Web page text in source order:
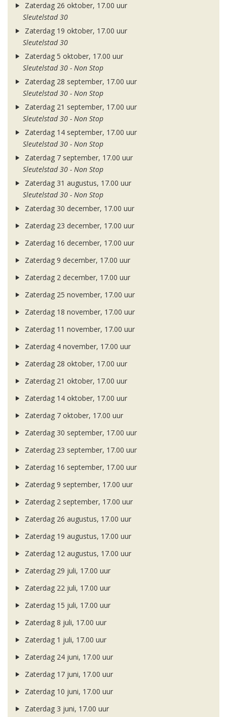
Zaterdag 26 oktober, 17.00 uur
Sleutelstad 30
Zaterdag 19 oktober, 17.00 uur
Sleutelstad 30
Zaterdag 5 oktober, 17.00 uur
Sleutelstad 30 - Non Stop
Zaterdag 28 september, 17.00 uur
Sleutelstad 30 - Non Stop
Zaterdag 21 september, 17.00 uur
Sleutelstad 30 - Non Stop
Zaterdag 14 september, 17.00 uur
Sleutelstad 30 - Non Stop
Zaterdag 7 september, 17.00 uur
Sleutelstad 30 - Non Stop
Zaterdag 31 augustus, 17.00 uur
Sleutelstad 30 - Non Stop
Zaterdag 30 december, 17.00 uur
Zaterdag 23 december, 17.00 uur
Zaterdag 16 december, 17.00 uur
Zaterdag 9 december, 17.00 uur
Zaterdag 2 december, 17.00 uur
Zaterdag 25 november, 17.00 uur
Zaterdag 18 november, 17.00 uur
Zaterdag 11 november, 17.00 uur
Zaterdag 4 november, 17.00 uur
Zaterdag 28 oktober, 17.00 uur
Zaterdag 21 oktober, 17.00 uur
Zaterdag 14 oktober, 17.00 uur
Zaterdag 7 oktober, 17.00 uur
Zaterdag 30 september, 17.00 uur
Zaterdag 23 september, 17.00 uur
Zaterdag 16 september, 17.00 uur
Zaterdag 9 september, 17.00 uur
Zaterdag 2 september, 17.00 uur
Zaterdag 26 augustus, 17.00 uur
Zaterdag 19 augustus, 17.00 uur
Zaterdag 12 augustus, 17.00 uur
Zaterdag 29 juli, 17.00 uur
Zaterdag 22 juli, 17.00 uur
Zaterdag 15 juli, 17.00 uur
Zaterdag 8 juli, 17.00 uur
Zaterdag 1 juli, 17.00 uur
Zaterdag 24 juni, 17.00 uur
Zaterdag 17 juni, 17.00 uur
Zaterdag 10 juni, 17.00 uur
Zaterdag 3 juni, 17.00 uur